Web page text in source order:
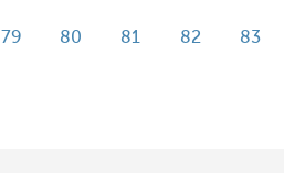
79 80 81 82 83